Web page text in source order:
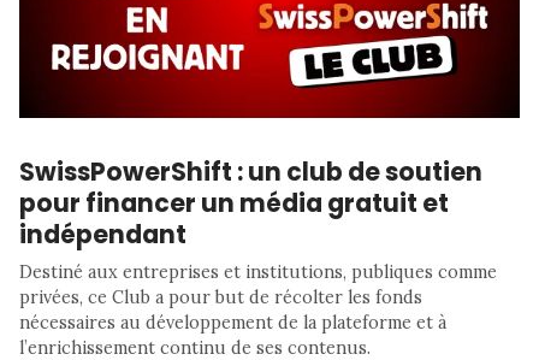
SwissPowerShift : un club de soutien
pour financer un média gratuit et
indépendant
Destiné aux entreprises et institutions, publiques comme
privées, ce Club a pour but de récolter les fonds
nécessaires au développement de la plateforme et à
l’enrichissement continu de ses contenus.